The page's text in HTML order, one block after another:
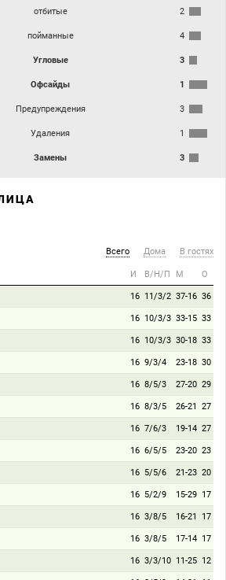
отбитые 2
пойманные 4
Угловые 3
Офсайды 1
Предупреждения 3
Удаления 1
Замены 3
Всего Дома В гостях
И В/Н/П М О
16 11/3/2 37-16 36
16 10/3/3 33-15 33
16 10/3/3 30-18 33
16 9/3/4 23-18 30
16 8/5/3 27-20 29
16 8/3/5 26-21 27
16 7/6/3 19-14 27
16 6/5/5 23-20 23
16 5/5/6 21-23 20
16 5/2/9 15-29 17
16 3/8/5 16-21 17
16 3/8/5 17-14 17
16 3/3/10 11-25 12